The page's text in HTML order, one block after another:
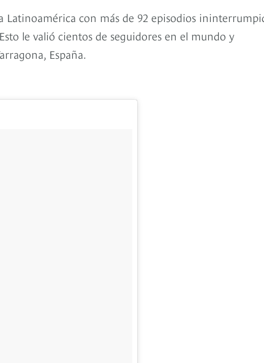
Latinoamérica con más de 92 episodios
le valió cientos de seguidores en el mundo y
España.